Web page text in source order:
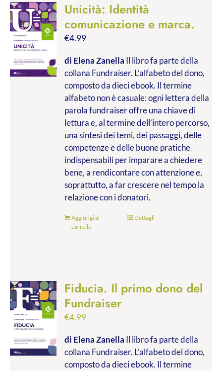
Unicità: Identità
comunicazione e marca.
€4.99
di Elena Zanella Il libro fa parte della
collana Fundraiser. L’alfabeto del dono,
composto da dieci ebook. Il termine
alfabeto non è casuale: ogni lettera della
parola fundraiser offre una chiave di
lettura e, al termine dell’intero percorso,
una sintesi dei temi, dei passaggi, delle
competenze e delle buone pratiche
indispensabili per imparare a chiedere
bene, a rendicontare con attenzione e,
soprattutto, a far crescere nel tempo la
relazione con i donatori.
Aggiungi al
carrello
Dettagli
Fiducia. Il primo dono del
Fundraiser
€4.99
di Elena Zanella Il libro fa parte della
collana Fundraiser. L’alfabeto del dono,
composto da dieci ebook. Il termine